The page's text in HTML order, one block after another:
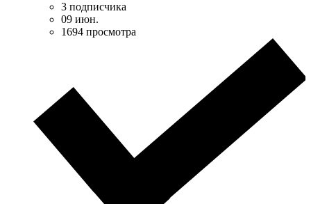
3 подписчика
09 июн.
1694 просмотра